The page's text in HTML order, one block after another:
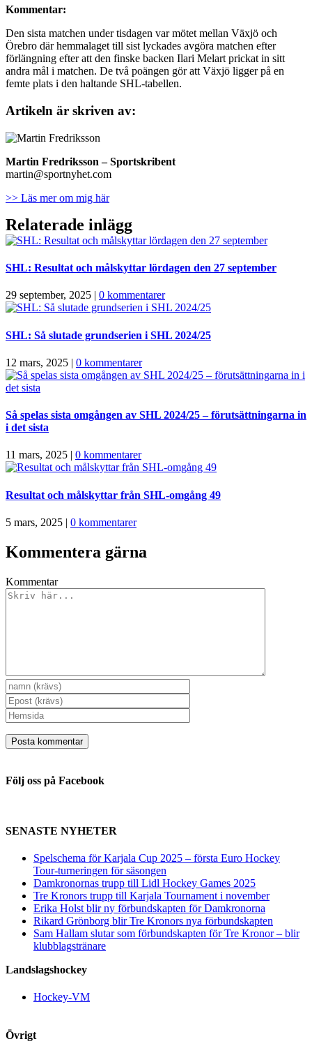
Kommentar:
Den sista matchen under tisdagen var mötet mellan Växjö och
Örebro där hemmalaget till sist lyckades avgöra matchen efter
förlängning efter att den finske backen Ilari Melart prickat in sitt
andra mål i matchen. De två poängen gör att Växjö ligger på en
femte plats i den haltande SHL-tabellen.
Artikeln är skriven av:
Martin Fredriksson– Sportskribent
martin@sportnyhet.com
>> Läs mer om mig här
Relaterade inlägg
SHL: Resultat och målskyttar lördagen den 27 september
29 september, 2025 | 0 kommentarer
SHL: Så slutade grundserien i SHL 2024/25
12 mars, 2025 | 0 kommentarer
Så spelas sista omgången av SHL 2024/25 – förutsättningarna in
i det sista
11 mars, 2025 0 kommentarer
Resultat och målskyttar från SHL-omgång 49
5 mars, 2025 | 0 kommentarer
Kommentera gärna
Kommentar
Följ oss på Facebook
SENASTE NYHETER
Spelschema för Karjala Cup 2025 – första Euro Hockey
Tour-turneringen för säsongen
Damkronornas trupp till Lidl Hockey Games 2025
Tre Kronors trupp till Karjala Tournament i november
Erika Holst blir ny förbundskapten för Damkronorna
Rikard Grönborg blir Tre Kronors nya förbundskapten
Sam Hallam slutar som förbundskapten för Tre Kronor – blir
klubblagstränare
Landslagshockey
Hockey-VM
Övrigt